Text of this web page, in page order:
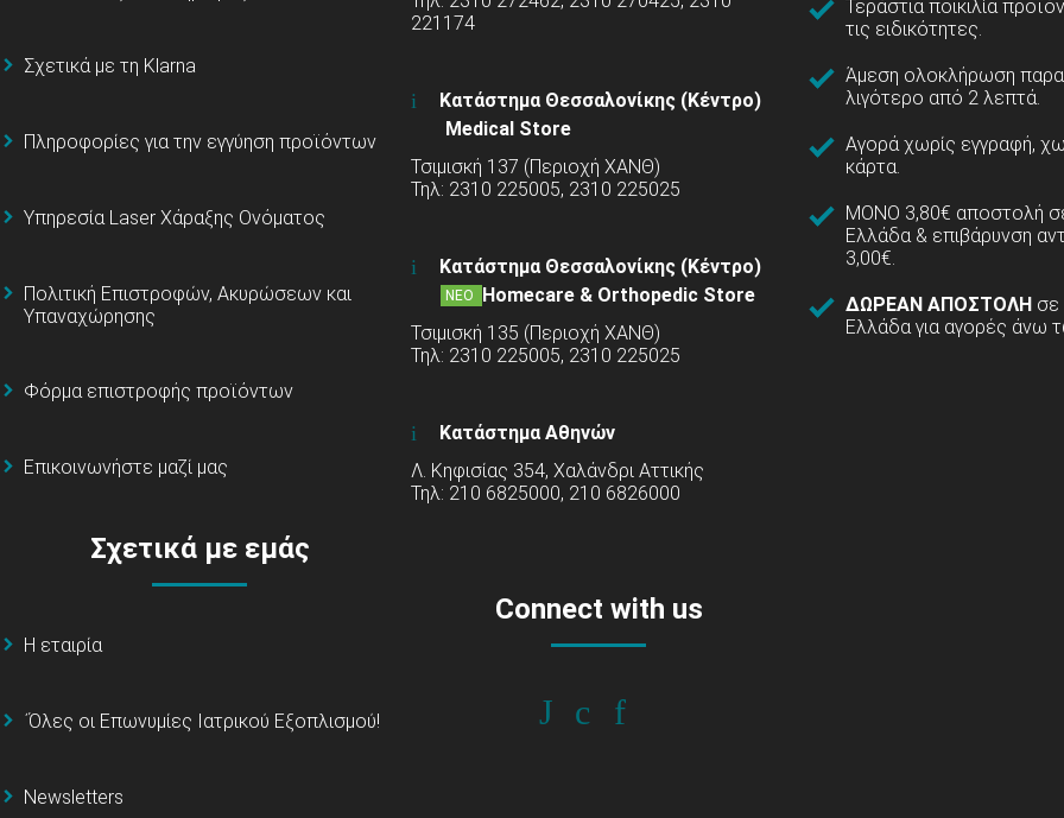
Σχετικά με τη Klarna
Πληροφορίες για την εγγύηση προϊόντων
Υπηρεσία Laser Χάραξης Ονόματος
Πολιτική Επιστροφών, Ακυρώσεων και
Υπαναχώρησης
Φόρμα επιστροφής προϊόντων
Επικοινωνήστε μαζί μας
Σχετικά με εμάς
Η εταιρία
΄Όλες οι Επωνυμίες Ιατρικού Εξοπλισμού!
Newsletters
221174
Κατάστημα Θεσσαλονίκης (Κέντρο)
Medical Store
Τσιμισκή 137 (Περιοχή ΧΑΝΘ)
Τηλ: 2310 225005, 2310 225025
Κατάστημα Θεσσαλονίκης (Κέντρο)
ΝΕΟ
Homecare & Orthopedic Store
Τσιμισκή 135 (Περιοχή ΧΑΝΘ)
Τηλ: 2310 225005, 2310 225025
Κατάστημα Αθηνών
Λ. Κηφισίας 354, Χαλάνδρι Αττικής
Τηλ: 210 6825000, 210 6826000
Connect with us
Τεράστια ποικιλία
τις ειδικότητες.
Άμεση ολοκλήρωση
λιγότερο από 2 λεπτά.
Αγορά χωρίς εγγραφή,
κάρτα.
ΜΟΝΟ 3,80€ αποστολή
Ελλάδα & επιβάρυνση
3,00€.
ΔΩΡΕΑΝ ΑΠΟΣΤΟΛΗ σε
Ελλάδα για αγορές άνω